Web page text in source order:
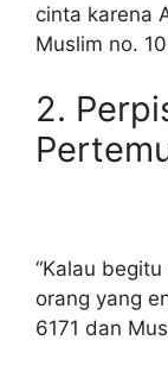
cinta karena
Muslim no.
2.
“Kalau
orang yang
6171 dan